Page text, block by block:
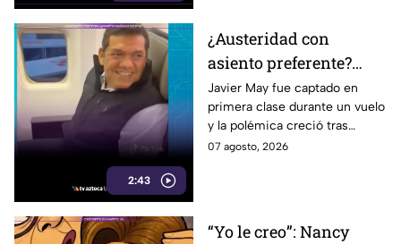
2:43
¿Austeridad con
asiento preferente?
Captan a Javier May
sonriente en primera
clase y Morena le “jala
las orejas”
Javier May fue captado en
primera clase durante un vuelo
y la polémica creció tras
imágenes de un presunto reloj
07 agosto, 2026
“Yo le creo”: Nancy